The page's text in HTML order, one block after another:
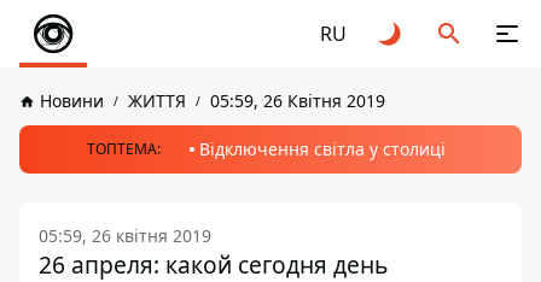
RU
Новини ЖИТТЯ 05:59, 26 Квітня 2019
ТОПТЕМА: Відключення світла у столиці
05:59, 26 квітня 2019
26 апреля: какой сегодня день